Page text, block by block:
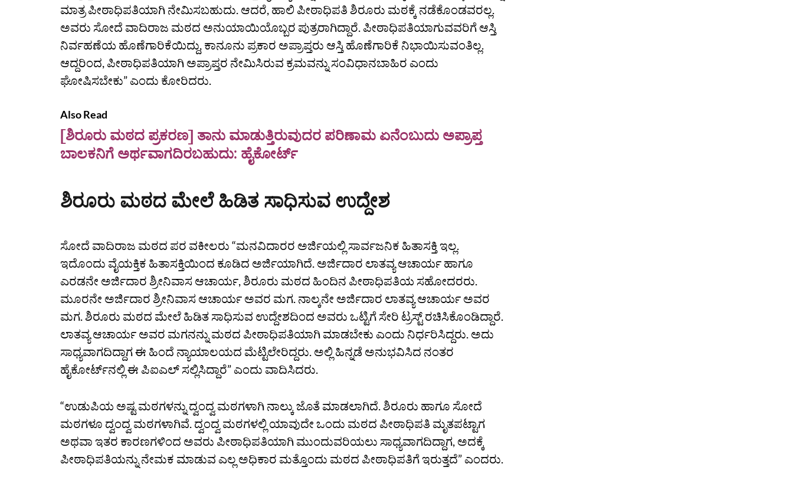
ಮಾತ್ರ ಪೀಠಾಧಿಪತಿಯಾಗಿ ನೇಮಿಸಬಹುದು. ಆದರೆ, ಹಾಲಿ ಪೀಠಾಧಿಪತಿ ಶಿರೂರು ಮಠಕ್ಕೆ ನಡೆಕೊಂಡವರಲ್ಲ.
ಅವರು ಸೋದೆ ವಾದಿರಾಜ ಮಠದ ಅನುಯಾಯಿಯೊಬ್ಬರ ಪುತ್ರರಾಗಿದ್ದಾರೆ. ಪೀಠಾಧಿಪತಿಯಾಗುವವರಿಗೆ ಆಸ್ತಿ
ನಿರ್ವಹಣೆಯ ಹೊಣೆಗಾರಿಕೆಯಿದ್ದು, ಕಾನೂನು ಪ್ರಕಾರ ಅಪ್ರಾಪ್ತರು ಆಸ್ತಿ ಹೊಣೆಗಾರಿಕೆ ನಿಭಾಯಿಸುವಂತಿಲ್ಲ.
ಆದ್ದರಿಂದ, ಪೀಠಾಧಿಪತಿಯಾಗಿ ಅಪ್ರಾಪ್ತರ ನೇಮಿಸಿರುವ ಕ್ರಮವನ್ನು ಸಂವಿಧಾನಬಾಹಿರ ಎಂದು
ಘೋಷಿಸಬೇಕು” ಎಂದು ಕೋರಿದರು.
Also Read
[ಶಿರೂರು ಮಠದ ಪ್ರಕರಣ] ತಾನು ಮಾಡುತ್ತಿರುವುದರ ಪರಿಣಾಮ ಏನೆಂಬುದು ಅಪ್ರಾಪ್ತ
ಬಾಲಕನಿಗೆ ಅರ್ಥವಾಗದಿರಬಹುದು: ಹೈಕೋರ್ಟ್‌
ಶಿರೂರು ಮಠದ ಮೇಲೆ ಹಿಡಿತ ಸಾಧಿಸುವ ಉದ್ದೇಶ
ಸೋದೆ ವಾದಿರಾಜ ಮಠದ ಪರ ವಕೀಲರು “ಮನವಿದಾರರ ಅರ್ಜಿಯಲ್ಲಿ ಸಾರ್ವಜನಿಕ ಹಿತಾಸಕ್ತಿ ಇಲ್ಲ.
ಇದೊಂದು ವೈಯಕ್ತಿಕ ಹಿತಾಸಕ್ತಿಯಿಂದ ಕೂಡಿದ ಅರ್ಜಿಯಾಗಿದೆ. ಅರ್ಜಿದಾರ ಲಾತವ್ಯ ಆಚಾರ್ಯ ಹಾಗೂ
ಎರಡನೇ ಅರ್ಜಿದಾರ ಶ್ರೀನಿವಾಸ ಆಚಾರ್ಯ, ಶಿರೂರು ಮಠದ ಹಿಂದಿನ ಪೀಠಾಧಿಪತಿಯ ಸಹೋದರರು.
ಮೂರನೇ ಅರ್ಜಿದಾರ ಶ್ರೀನಿವಾಸ ಆಚಾರ್ಯ ಅವರ ಮಗ. ನಾಲ್ಕನೇ ಅರ್ಜಿದಾರ ಲಾತವ್ಯ ಆಚಾರ್ಯ ಅವರ
ಮಗ. ಶಿರೂರು ಮಠದ ಮೇಲೆ ಹಿಡಿತ ಸಾಧಿಸುವ ಉದ್ದೇಶದಿಂದ ಅವರು ಒಟ್ಟಿಗೆ ಸೇರಿ ಟ್ರಸ್ಟ್ ರಚಿಸಿಕೊಂಡಿದ್ದಾರೆ.
ಲಾತವ್ಯ ಆಚಾರ್ಯ ಅವರ ಮಗನನ್ನು ಮಠದ ಪೀಠಾಧಿಪತಿಯಾಗಿ ಮಾಡಬೇಕು ಎಂದು ನಿರ್ಧರಿಸಿದ್ದರು. ಅದು
ಸಾಧ್ಯವಾಗದಿದ್ದಾಗ ಈ ಹಿಂದೆ ನ್ಯಾಯಾಲಯದ ಮೆಟ್ಟಿಲೇರಿದ್ದರು. ಅಲ್ಲಿ ಹಿನ್ನಡೆ ಅನುಭವಿಸಿದ ನಂತರ
ಹೈಕೋರ್ಟ್‌ನಲ್ಲಿ ಈ ಪಿಐಎಲ್ ಸಲ್ಲಿಸಿದ್ದಾರೆ” ಎಂದು ವಾದಿಸಿದರು.
“ಉಡುಪಿಯ ಅಷ್ಟ ಮಠಗಳನ್ನು ದ್ವಂದ್ವ ಮಠಗಳಾಗಿ ನಾಲ್ಕು ಜೊತೆ ಮಾಡಲಾಗಿದೆ. ಶಿರೂರು ಹಾಗೂ ಸೋದೆ
ಮಠಗಳೂ ದ್ವಂದ್ವ ಮಠಗಳಾಗಿವೆ. ದ್ವಂದ್ವ ಮಠಗಳಲ್ಲಿ ಯಾವುದೇ ಒಂದು ಮಠದ ಪೀಠಾಧಿಪತಿ ಮೃತಪಟ್ಟಾಗ
ಅಥವಾ ಇತರ ಕಾರಣಗಳಿಂದ ಅವರು ಪೀಠಾಧಿಪತಿಯಾಗಿ ಮುಂದುವರಿಯಲು ಸಾಧ್ಯವಾಗದಿದ್ದಾಗ, ಅದಕ್ಕೆ
ಪೀಠಾಧಿಪತಿಯನ್ನು ನೇಮಕ ಮಾಡುವ ಎಲ್ಲ ಅಧಿಕಾರ ಮತ್ತೊಂದು ಮಠದ ಪೀಠಾಧಿಪತಿಗೆ ಇರುತ್ತದೆ” ಎಂದರು.